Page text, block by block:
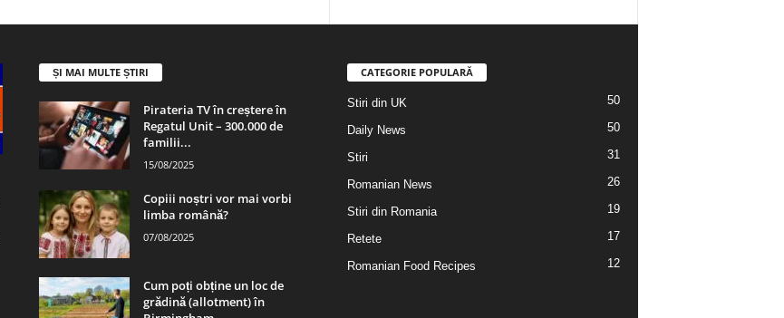
ȘI MAI MULTE ȘTIRI
Pirateria TV în creștere în
Regatul Unit – 300.000 de
familii...
15/08/2025
Copiii noștri vor mai vorbi
limba română?
07/08/2025
Cum poți obține un loc de
grădină (allotment) în
CATEGORIE POPULARĂ
Stiri din UK 50
Daily News 50
Stiri 31
Romanian News 26
Stiri din Romania 19
Retete 17
Romanian Food Recipes 12